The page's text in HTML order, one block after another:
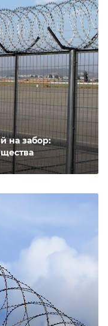
на забор: